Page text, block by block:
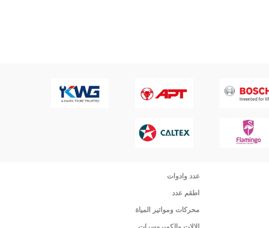
عدد وادوات
اطقم عدد
محركات ومواتير المياة